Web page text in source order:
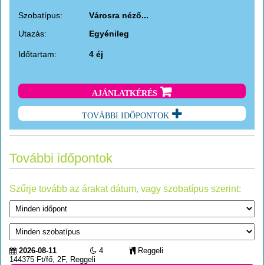
Szobatípus:
Városra néző...
Utazás:
Egyénileg
Időtartam: 4 éj
AJÁNLATKÉRÉS
TOVÁBBI IDŐPONTOK
További időpontok
Szűrje tovább az árakat dátum, vagy szobatípus szerint:
2026-08-11 4
Reggeli
144375 Ft/fő, 2F, Reggeli